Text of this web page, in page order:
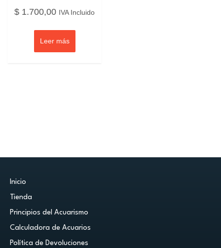
$ 1.700,00 IVA Incluido
Leer más
Inicio
Tienda
Principios del Acuarismo
Calculadora de Acuarios
Política de Devoluciones